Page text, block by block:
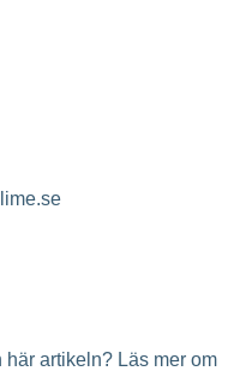
artikeln? Läs mer om